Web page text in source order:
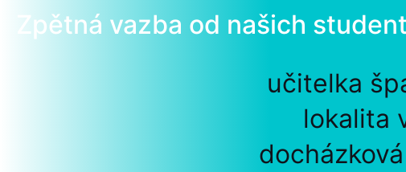
Zpětná vazba od našich
učitelka
lokalita